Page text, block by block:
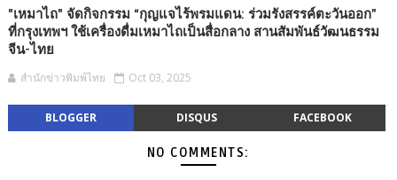
"เหมาไถ" จัดกิจกรรม “กุญแจไร้พรมแดน: ร่วมรังสรรค์ตะวันออก”
ที่กรุงเทพฯ ใช้เครื่องดื่มเหมาไถเป็นสื่อกลาง สานสัมพันธ์วัฒนธรรม
จีน-ไทย
สำนักข่าวพิมพ์ไทย Oct 03, 2025
BLOGGER DISQUS FACEBOOK
NO COMMENTS: